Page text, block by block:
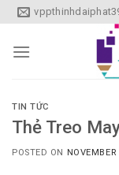
Skip
to
content
TIN TỨC
Thẻ Treo
POSTED ON